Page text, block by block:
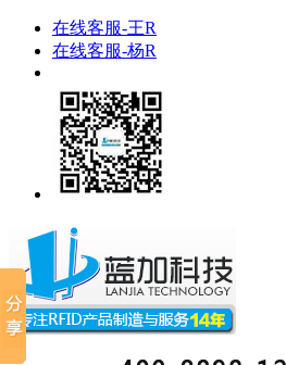
在线客服-王R
在线客服-杨R